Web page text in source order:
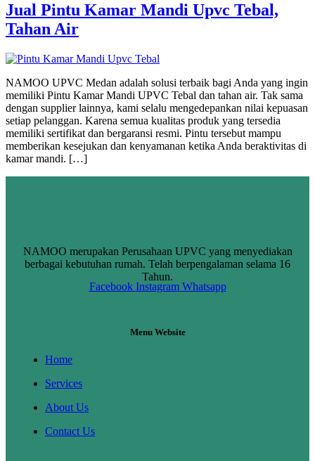
Jual Pintu Kamar Mandi Upvc Tebal,
Tahan Air
NAMOO UPVC Medan adalah solusi terbaik bagi Anda yang ingin
memiliki Pintu Kamar Mandi UPVC Tebal dan tahan air. Tak sama
dengan supplier lainnya, kami selalu mengedepankan nilai kepuasan
setiap pelanggan. Karena semua kualitas produk yang tersedia
memiliki sertifikat dan bergaransi resmi. Pintu tersebut mampu
memberikan kesejukan dan kenyamanan ketika Anda beraktivitas di
kamar mandi. […]
NAMOO merupakan Perusahaan UPVC yang menyediakan
berbagai kebutuhan rumah. Telah berpengalaman selama 16
Tahun.
Facebook Instagram Whatsapp
Menu Website
Home
Services
About Us
Contact Us